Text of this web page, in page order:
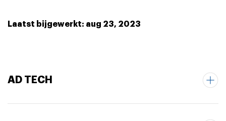
Laatst bijgewerkt: aug 23, 2023
AD TECH